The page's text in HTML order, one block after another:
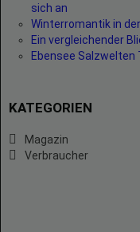
sich an
Winterromantik in
Ein vergleichender
Ebensee Salzwelten
KATEGORIEN
Magazin
Verbraucher